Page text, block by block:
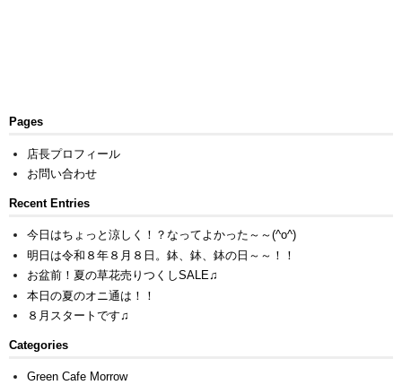
Pages
店長プロフィール
お問い合わせ
Recent Entries
今日はちょっと涼しく！？なってよかった～～(^o^)
明日は令和８年８月８日。鉢、鉢、鉢の日～～！！
お盆前！夏の草花売りつくしSALE♫
本日の夏のオニ通は！！
８月スタートです♫
Categories
Green Cafe Morrow